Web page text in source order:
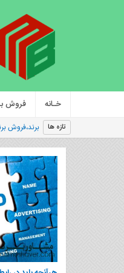
خـانه فروش
تازه ها |